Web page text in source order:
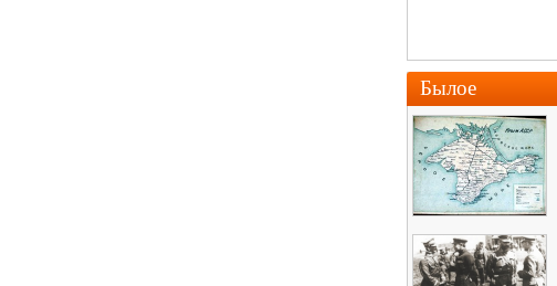
Былое